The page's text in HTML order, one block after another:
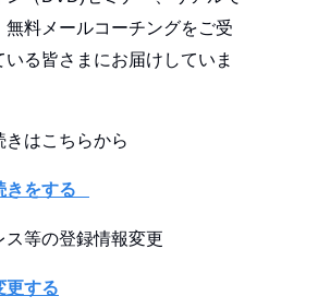
無料メールコーチングをご受
る皆さまにお届けしていま
きはこちらから
きをする
ス等の登録情報変更
更する